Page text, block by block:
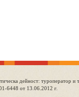
дейност: туроператор и
6448 от 13.06.2012 г.